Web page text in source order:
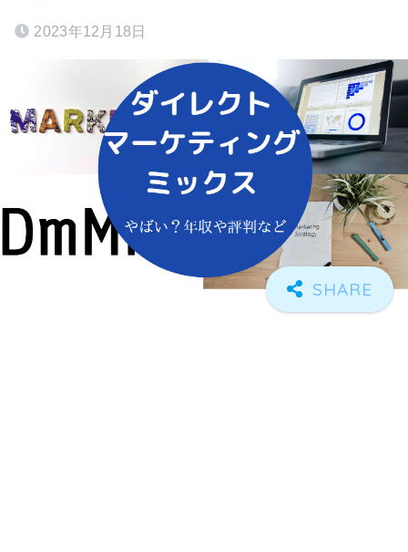
2023年12月18日